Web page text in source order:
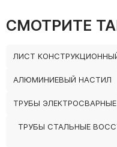
СМОТРИТЕ
ЛИСТ
АЛЮМИНИЕВЫЙ НАСТИЛ
ТРУБЫ
ТРУБЫ СТАЛЬНЫЕ